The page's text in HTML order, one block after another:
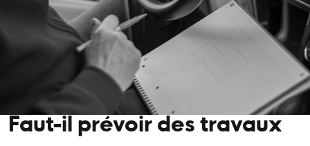
Faut-il prévoir des travaux